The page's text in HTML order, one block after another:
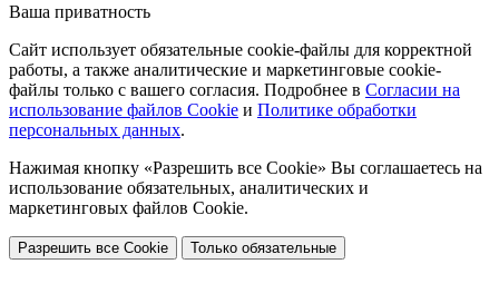
Ваша приватность
Сайт использует обязательные cookie-файлы для корректной
работы, а также аналитические и маркетинговые cookie-
файлы только с вашего согласия. Подробнее в Согласии на
использование файлов Cookie и Политике обработки
персональных данных.
Нажимая кнопку «Разрешить все Cookie» Вы соглашаетесь на
использование обязательных, аналитических и
маркетинговых файлов Cookie.
Разрешить все Cookie Только обязательные